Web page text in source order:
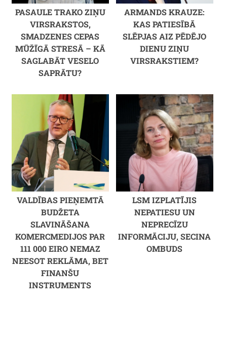
PASAULE TRAKO ZIŅU
VIRSRAKSTOS,
SMADZENES CEPAS
MŪŽĪGĀ STRESĀ – KĀ
SAGLABĀT VESELO
SAPRĀTU?
ARMANDS KRAUZE:
KAS PATIESĪBĀ
SLĒPJAS AIZ PĒDĒJO
DIENU ZIŅU
VIRSRAKSTIEM?
VALDĪBAS PIEŅEMTĀ
BUDŽETA
SLAVINĀŠANA
KOMERCMEDIJOS PAR
111 000 EIRO NEMAZ
NEESOT REKLĀMA, BET
FINANŠU
INSTRUMENTS
LSM IZPLATĪJIS
NEPATIESU UN
NEPRECĪZU
INFORMĀCIJU, SECINA
OMBUDS